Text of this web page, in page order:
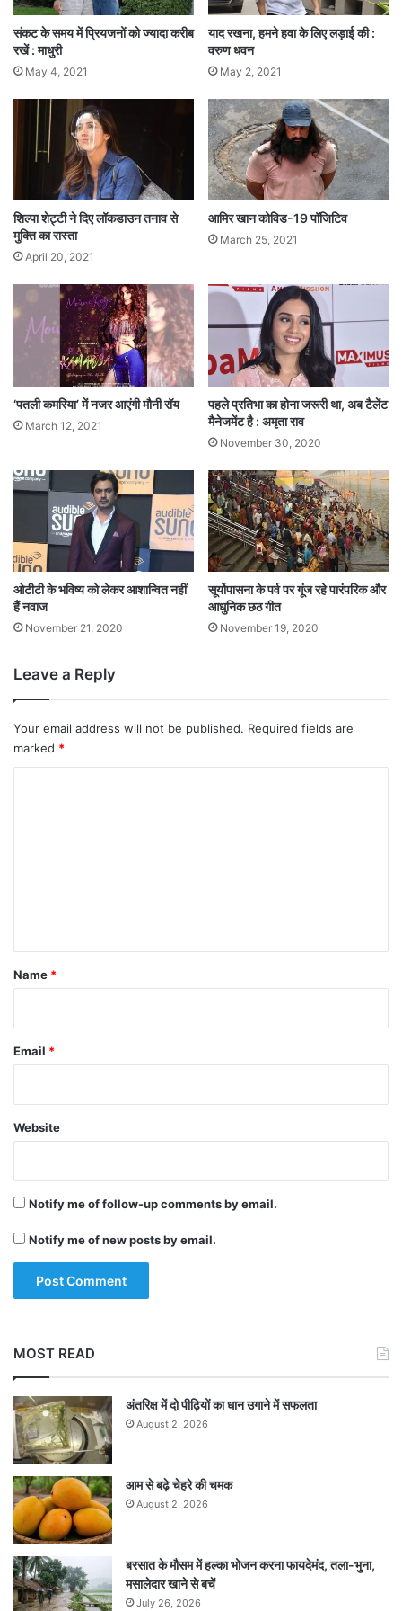
संकट के समय में प्रियजनों को ज्यादा करीब
रखें : माधुरी
May 4, 2021
याद रखना, हमने हवा के लिए लड़ाई की :
वरुण धवन
May 2, 2021
शिल्पा शेट्टी ने दिए लॉकडाउन तनाव से
मुक्ति का रास्ता
April 20, 2021
आमिर खान कोविड-19 पॉजिटिव
March 25, 2021
‘पतली कमरिया’ में नजर आएंगी मौनी रॉय
March 12, 2021
पहले प्रतिभा का होना जरूरी था, अब टैलेंट
मैनेजमेंट है : अमृता राव
November 30, 2020
ओटीटी के भविष्य को लेकर आशान्वित नहीं
हैं नवाज
November 21, 2020
सूर्योपासना के पर्व पर गूंज रहे पारंपरिक और
आधुनिक छठ गीत
November 19, 2020
Leave a Reply
Your email address will not be published. Required fields are
marked *
*
Name *
Email *
Website
Notify me of follow-up comments by email.
Notify me of new posts by email.
MOST READ
अंतरिक्ष में दो पीढ़ियों का धान उगाने में सफलता
August 2, 2026
आम से बढ़े चेहरे की चमक
August 2, 2026
बरसात के मौसम में हल्का भोजन करना फायदेमंद, तला-भुना,
मसालेदार खाने से बचें
July 26, 2026